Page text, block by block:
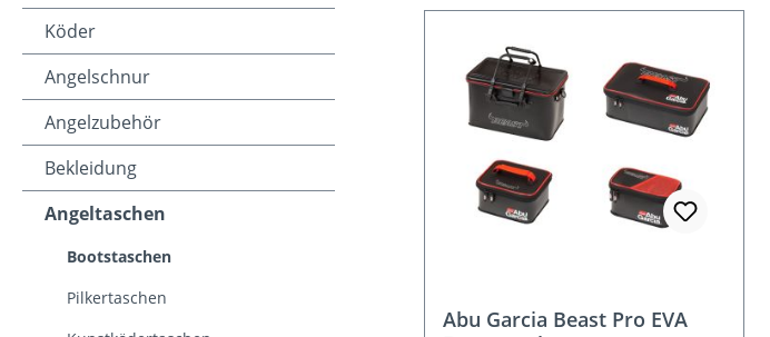
Köder
Angelschnur
Angelzubehör
Bekleidung
Angeltaschen
Bootstaschen
Pilkertaschen
Abu Garcia Beast Pro EVA